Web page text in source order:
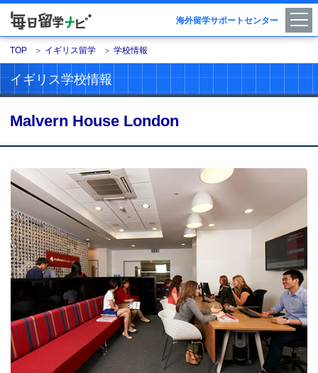
海外留学サポートセンター
TOP ＞ イギリス留学 ＞ 学校情報
イギリス学校情報
Malvern House London